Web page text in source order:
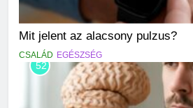
Mit jelent az alacsony pulzus?
CSALÁD EGÉSZSÉG
52